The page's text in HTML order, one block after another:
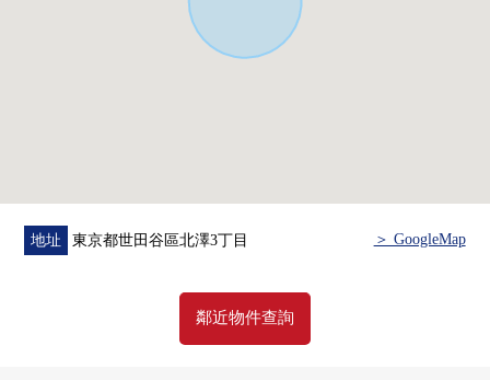
地址 東京都世田谷區北澤3丁目 ＞ GoogleMap
鄰近物件查詢